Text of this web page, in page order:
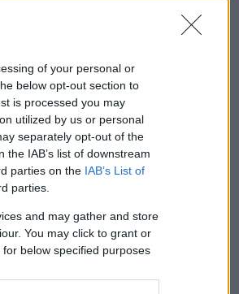
of your personal or
below opt-out section to
is processed you may
utilized by us or personal
separately opt-out of the
IAB’s list of downstream
parties on the IAB’s List of
parties.
and may gather and store
You may click to grant or
below specified purposes